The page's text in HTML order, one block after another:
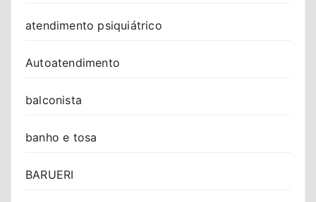
atendimento psiquiátrico
Autoatendimento
balconista
banho e tosa
BARUERI